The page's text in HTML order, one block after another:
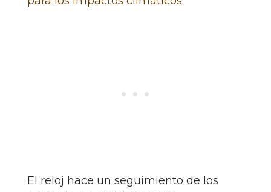
El reloj hace un seguimiento de los